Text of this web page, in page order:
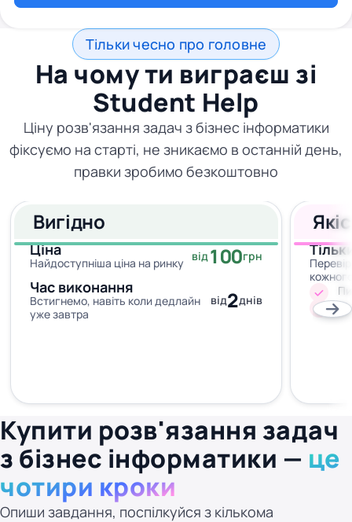
Тільки чесно про головне
На чому ти виграєш зі
Student Help
Ціну розв'язання задач з бізнес інформатики
фіксуємо на старті, не зникаємо в останній день,
правки зробимо безкоштовно
Вигідно
Ціна
Найдоступніша ціна на ринку від100грн
Час виконання
Встигнемо, навіть коли дедлайн
уже завтра
від2днів
Купити розв'язання задач
з бізнес інформатики — це
чотири кроки
Опиши завдання, поспілкуйся з кількома